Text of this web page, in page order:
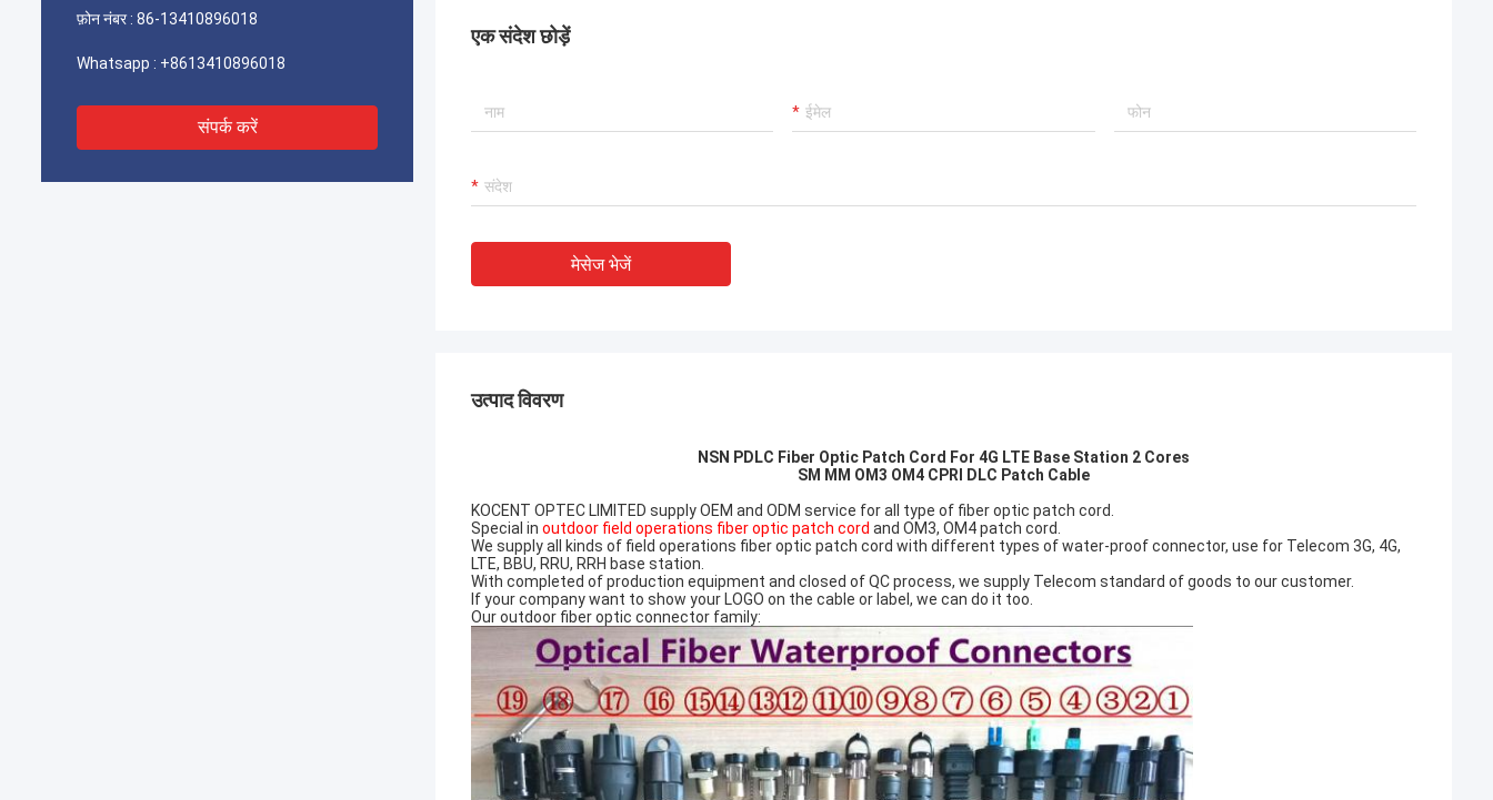
फ़ोन नंबर : 86-13410896018
Whatsapp : +8613410896018
संपर्क करें
एक संदेश छोड़ें
मेसेज भेजें
उत्पाद विवरण
NSN PDLC Fiber Optic Patch Cord For 4G LTE Base Station 2 Cores
SM MM OM3 OM4 CPRI DLC Patch Cable
KOCENT OPTEC LIMITED supply OEM and ODM service for all type of fiber optic patch cord.
Special in outdoor field operations fiber optic patch cord and OM3, OM4 patch cord.
We supply all kinds of field operations fiber optic patch cord with different types of water-proof connector, use for Telecom 3G, 4G,
LTE, BBU, RRU, RRH base station.
With completed of production equipment and closed of QC process, we supply Telecom standard of goods to our customer.
If your company want to show your LOGO on the cable or label, we can do it too.
Our outdoor fiber optic connector family: